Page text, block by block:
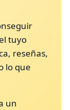
tuyo
reseñas,
lo que
un